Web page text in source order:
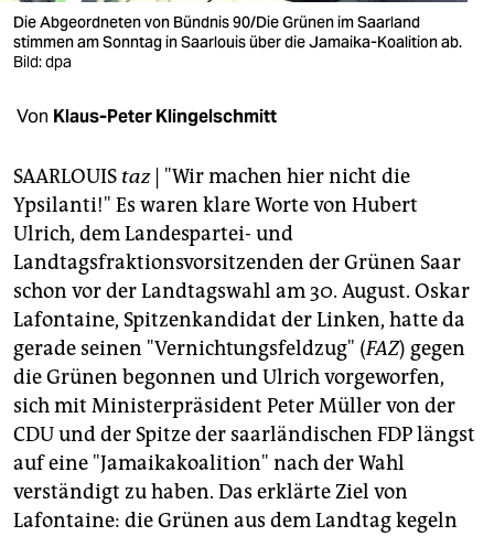
verlag
verlag
veranstaltungen
fragen & hilfe
unterstützen
abo
genossenschaft
epaper login
Die Abgeordneten von Bündnis 90/Die Grünen im Saarland
stimmen am Sonntag in Saarlouis über die Jamaika-Koalition ab.
Bild: dpa
Von Klaus-Peter Klingelschmitt
SAARLOUIS taz| "Wir machen hier nicht die
Ypsilanti!" Es waren klare Worte von Hubert
Ulrich, dem Landespartei- und
Landtagsfraktionsvorsitzenden der Grünen Saar
schon vor der Landtagswahl am 30. August. Oskar
Lafontaine, Spitzenkandidat der Linken, hatte da
gerade seinen "Vernichtungsfeldzug" (FAZ) gegen
die Grünen begonnen und Ulrich vorgeworfen,
sich mit Ministerpräsident Peter Müller von der
CDU und der Spitze der saarländischen FDP längst
auf eine "Jamaikakoalition" nach der Wahl
verständigt zu haben. Das erklärte Ziel von
Lafontaine: die Grünen aus dem Landtag kegeln